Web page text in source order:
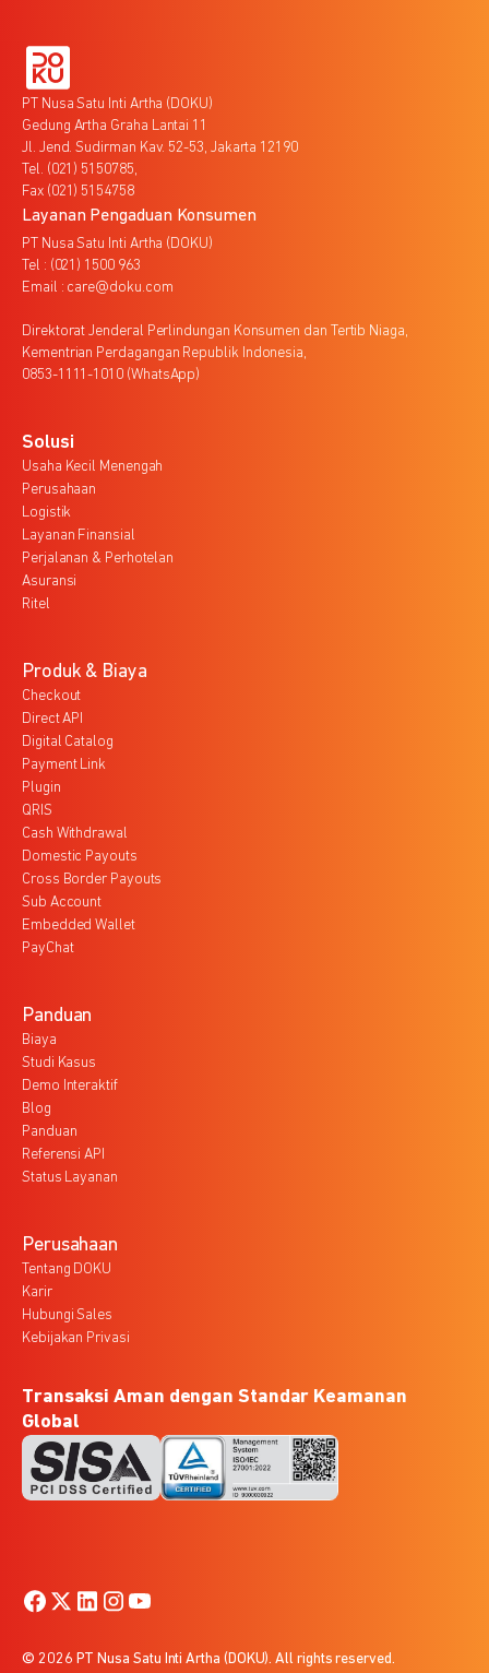
PT Nusa Satu Inti Artha (DOKU)
Gedung Artha Graha Lantai 11
Jl. Jend. Sudirman Kav. 52-53, Jakarta 12190
Tel. (021) 5150785,
Fax (021) 5154758
Layanan Pengaduan Konsumen
PT Nusa Satu Inti Artha (DOKU)
Tel : (021) 1500 963
Email : care@doku.com
Direktorat Jenderal Perlindungan Konsumen dan Tertib Niaga,
Kementrian Perdagangan Republik Indonesia,
0853-1111-1010 (WhatsApp)
Solusi
Usaha Kecil Menengah
Perusahaan
Logistik
Layanan Finansial
Perjalanan & Perhotelan
Asuransi
Ritel
Produk & Biaya
Checkout
Direct API
Digital Catalog
Payment Link
Plugin
QRIS
Cash Withdrawal
Domestic Payouts
Cross Border Payouts
Sub Account
Embedded Wallet
PayChat
Panduan
Biaya
Studi Kasus
Demo Interaktif
Blog
Panduan
Referensi API
Status Layanan
Perusahaan
Tentang DOKU
Karir
Hubungi Sales
Kebijakan Privasi
Transaksi Aman dengan Standar Keamanan
Global
© 2026 PT Nusa Satu Inti Artha (DOKU). All rights reserved.